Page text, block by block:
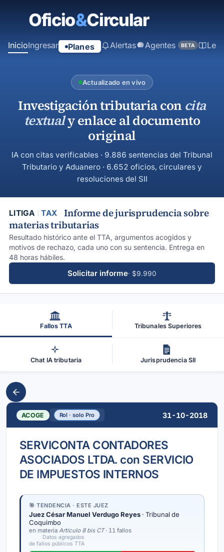
principal
InicioIngresar Planes Alertas Agentes BETA
Actualizado en vivo
Investigación tributaria con cita
textualy enlace al documento
original
IA con citas verificables · 9.886 sentencias del Tribunal
Tributario y Aduanero · 6.652 oficios, circulares y
resoluciones del SII
LITIGA TAX
Informe de jurisprudencia sobre
materias tributarias
Resultado histórico ante el TTA, argumentos acogidos y
motivos de rechazo, cada uno con su sentencia. Entrega en
48 horas hábiles.
Solicitar informe· $9.990
Fallos TTA Tribunales Superiores
Chat IA tributaria Jurisprudencia SII
ACOGE Rol · solo Pro 31-10-2018
SERVICONTA CONTADORES
ASOCIADOS LTDA. con SERVICIO
DE IMPUESTOS INTERNOS
🎯 TENDENCIA · ESTE JUEZ
Juez César Manuel Verdugo Reyes · Tribunal de
Coquimbo
en materia Artículo 8 bis CT· 11 fallos
Datos agregados
de fallos públicos TTA